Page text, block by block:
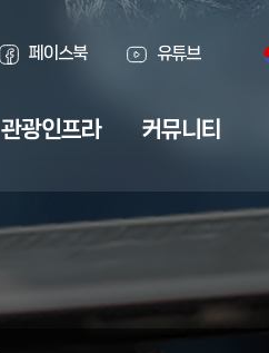
페이스북 유튜브
관광인프라 커뮤니티